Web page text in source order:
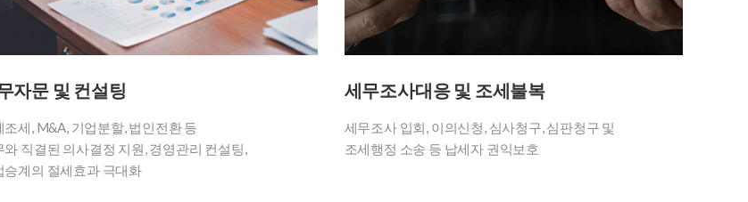
자문 및 컨설팅
조세, M&A, 기업분할, 법인전환 등
와 직결된 의사결정 지원, 경영관리 컨설팅,
승계의 절세효과 극대화
세무조사대응 및 조세불복
세무조사 입회, 이의신청, 심사청구, 심판청구 및
조세행정 소송 등 납세자 권익보호